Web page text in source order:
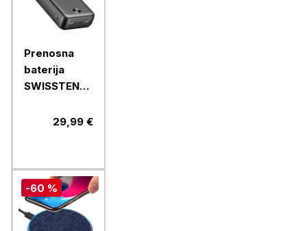
Prenosna
baterija
SWISSTEN
20000 MAH,
29,99 €
-60 %